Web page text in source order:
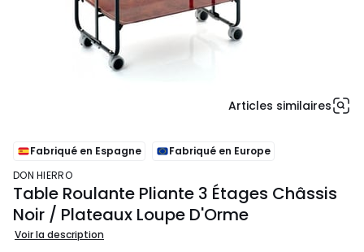
Articles similaires
Fabriqué en Espagne
Fabriqué en Europe
DON HIERRO
Table Roulante Pliante 3 Étages Châssis
Noir / Plateaux Loupe D'Orme
Voir la description